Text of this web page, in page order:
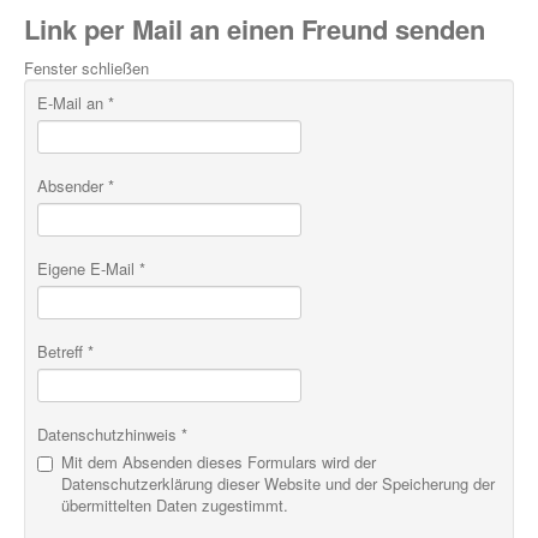
Link per Mail an einen Freund senden
Fenster schließen
E-Mail an *
Absender *
Eigene E-Mail *
Betreff *
Datenschutzhinweis *
Mit dem Absenden dieses Formulars wird der
Datenschutzerklärung dieser Website und der Speicherung der
übermittelten Daten zugestimmt.